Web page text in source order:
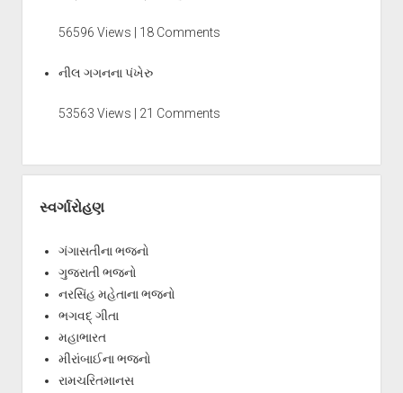
56596 Views | 18 Comments
નીલ ગગનના પંખેરુ
53563 Views | 21 Comments
સ્વર્ગારોહણ
ગંગાસતીના ભજનો
ગુજરાતી ભજનો
નરસિંહ મહેતાના ભજનો
ભગવદ્ ગીતા
મહાભારત
મીરાંબાઈના ભજનો
રામચરિતમાનસ